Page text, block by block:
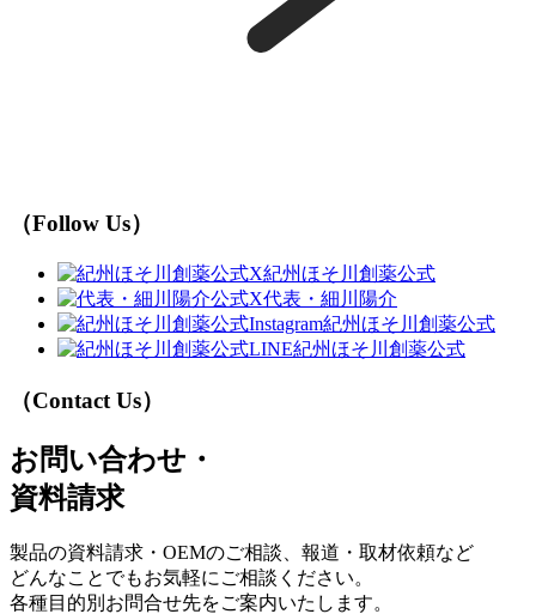
（Follow Us）
紀州ほそ川創薬公式
代表・細川陽介
紀州ほそ川創薬公式
紀州ほそ川創薬公式
（Contact Us）
お問い合わせ・
資料請求
製品の資料請求・OEMのご相談、報道・取材依頼など
どんなことでもお気軽にご相談ください。
各種目的別お問合せ先をご案内いたします。